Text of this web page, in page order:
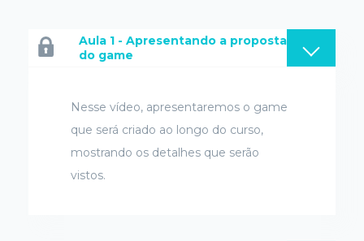
Aula 1 - Apresentando a proposta
do game
Nesse vídeo, apresentaremos o game
que será criado ao longo do curso,
mostrando os detalhes que serão
vistos.